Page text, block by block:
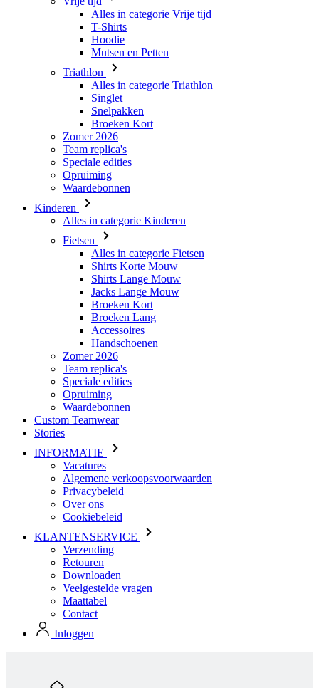
Alles in categorie Vrije tijd
T-Shirts
Hoodie
Mutsen en Petten
Triathlon
Alles in categorie Triathlon
Singlet
Snelpakken
Broeken Kort
Zomer 2026
Team replica's
Speciale edities
Opruiming
Waardebonnen
Kinderen
Alles in categorie Kinderen
Fietsen
Alles in categorie Fietsen
Shirts Korte Mouw
Shirts Lange Mouw
Jacks Lange Mouw
Broeken Kort
Broeken Lang
Accessoires
Handschoenen
Zomer 2026
Team replica's
Speciale edities
Opruiming
Waardebonnen
Custom Teamwear
Stories
INFORMATIE
Vacatures
Algemene verkoopsvoorwaarden
Privacybeleid
Over ons
Cookiebeleid
KLANTENSERVICE
Verzending
Retouren
Downloaden
Veelgestelde vragen
Maattabel
Contact
Inloggen